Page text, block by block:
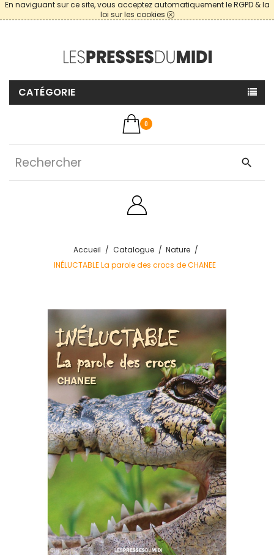
En naviguant sur ce site, vous acceptez automatiquement le RGPD & la
loi sur les cookies
CATÉGORIE
0
search
Accueil Catalogue
Nature
INÉLUCTABLE La parole des crocs de CHANEE